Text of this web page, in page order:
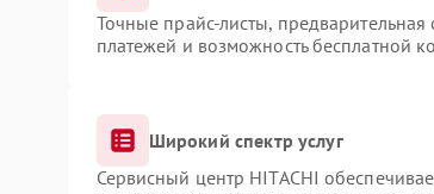
Точные прайс-листы, предварительная
платежей и возможность бесплатной
Широкий спектр услуг
Сервисный центр HITACHI